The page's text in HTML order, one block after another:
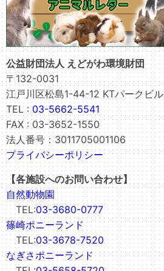
公益財団法人 えどがわ環境財団
〒132-0031
江戸川区松島1-44-12 KTパークビル
TEL :03-5662-5541
FAX : 03-3652-1550
法人番号：3011705001106
プライバシーポリシー
【各施設へのお問い合わせ】
自然動物園
TEL:03-3680-0777
篠崎ポニーランド
TEL:03-3678-7520
なぎさポニーランド